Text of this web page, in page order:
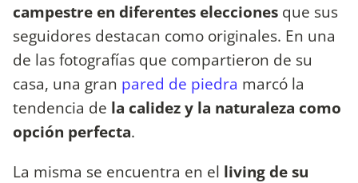
campestre en diferentes elecciones que sus
seguidores destacan como originales. En una
de las fotografías que compartieron de su
casa, una gran pared de piedra marcó la
tendencia de la calidez y la naturaleza como
opción perfecta.
La misma se encuentra en el living de su